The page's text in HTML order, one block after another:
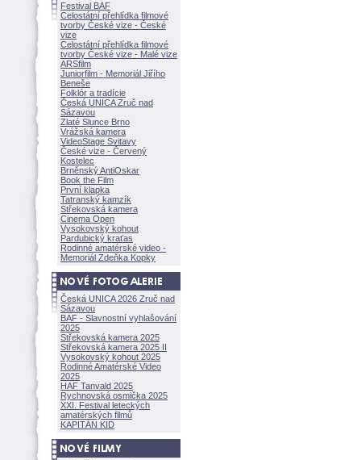
Festival BAF
Celostátní přehlídka filmové
tvorby České vize - České
vize
Celostátní přehlídka filmové
tvorby České vize - Malé vize
ARSfilm
Juniorfilm - Memoriál Jiřího
Beneše
Folklór a tradície
Česká UNICA Zruč nad
Sázavou
Zlaté Slunce Brno
Vrážská kamera
VideoStage Svitavy
České vize - Červený
Kostelec
Brněnský AntiOskar
Book the Film
První klapka
Tatranský kamzík
Střekovská kamera
Cinema Open
Vysokovský kohout
Pardubický kraťas
Rodinné amatérské video -
Memoriál Zdeňka Kopky
Česká UNICA 2026 Zruč nad
Sázavou
BAF - Slavnostní vyhlašování
2025
Střekovská kamera 2025
Střekovská kamera 2025 II
Vysokovský kohout 2025
Rodinné Amatérské Video
2025
HAF Tanvald 2025
Rychnovská osmička 2025
XXI. Festival leteckých
amatérských filmů
KAPITÁN KID